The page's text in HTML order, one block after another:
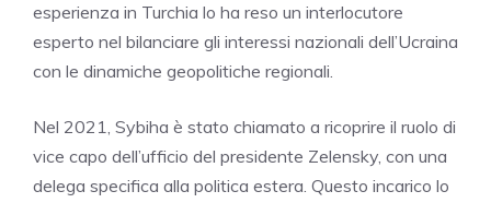
esperienza in Turchia lo ha reso un interlocutore
esperto nel bilanciare gli interessi nazionali dell’Ucraina
con le dinamiche geopolitiche regionali.
Nel 2021, Sybiha è stato chiamato a ricoprire il ruolo di
vice capo dell’ufficio del presidente Zelensky, con una
delega specifica alla politica estera. Questo incarico lo